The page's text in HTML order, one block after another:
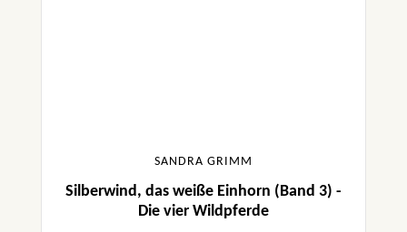
SANDRA GRIMM
Silberwind, das weiße Einhorn (Band 3) -
Die vier Wildpferde